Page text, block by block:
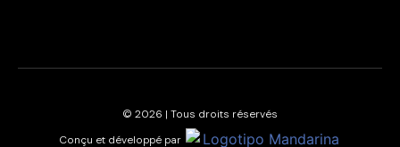
© 2026 | Tous droits réservés
Conçu et développé par